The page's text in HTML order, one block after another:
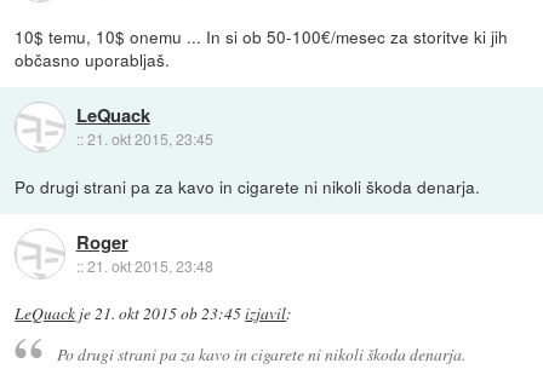
10$ temu, 10$ onemu ... In si ob 50-100€/mesec za storitve ki jih
občasno uporabljaš.
LeQuack
::21. okt 2015, 23:45
Po drugi strani pa za kavo in cigarete ni nikoli škoda denarja.
Roger
::21. okt 2015, 23:48
LeQuack je21. okt 2015 ob 23:45izjavil:
Po drugi strani pa za kavo in cigarete ni nikoli škoda denarja.